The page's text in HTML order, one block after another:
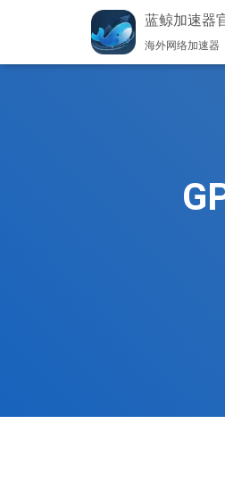
蓝鲸加速器
海外网络加速器